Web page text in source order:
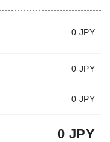
0 JPY
0 JPY
0 JPY
0 JPY